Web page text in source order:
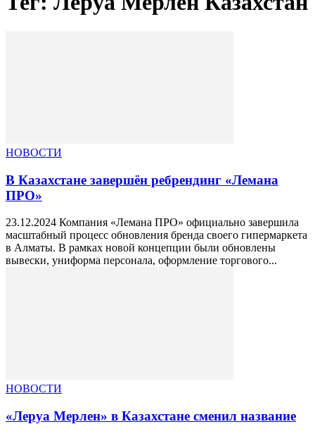
НОВОСТИ
В Казахстане завершён ребрендинг «Лемана
ПРО»
23.12.2024 Компания «Лемана ПРО» официально завершила
масштабный процесс обновления бренда своего гипермаркета
в Алматы. В рамках новой концепции были обновлены
вывески, униформа персонала, оформление торгового...
НОВОСТИ
«Леруа Мерлен» в Казахстане сменил название